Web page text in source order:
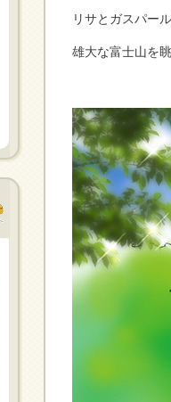
リサとガスパー
雄大な富士山を